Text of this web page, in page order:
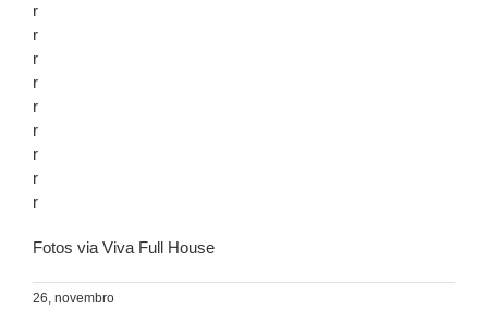
r
r
r
r
r
r
r
r
r
Fotos via Viva Full House
26, novembro